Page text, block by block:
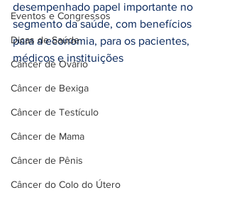
Eventos e Congressos
Dicas de Saúde
Câncer de Ovário
Câncer de Bexiga
Câncer de Testículo
Câncer de Mama
Câncer de Pênis
Câncer do Colo do Útero
desempenhado papel importante no
segmento da saúde, com benefícios
para a economia, para os pacientes,
médicos e instituições